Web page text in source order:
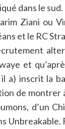
dans le sud.
Ziani ou
et le RC
et
a) inscrit la
de
d’un